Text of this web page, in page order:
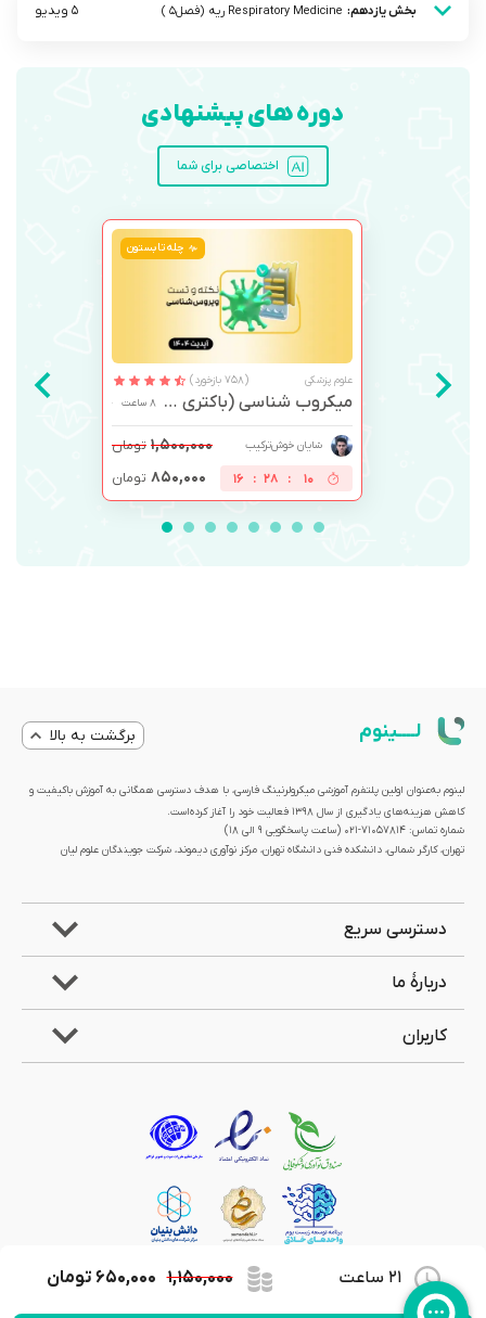
21 ساعت ۱,۱۵۰,۰۰۰ ۶۵۰,۰۰۰ تومان
بخش یازدهم: Respiratory Medicine ریه (فصل5 ) 5 ویدیو
دوره های پیشنهادی
اختصاصی برای شما
چله تابستون
علوم پزشکی (758 بازخورد)
میکروب شناسی (باکتری و ویروس) 8 ساعت
شایان خوش‌ترکیب ۱,۵۰۰,۰۰۰ تومان
09
:
28
:
16 ۸۵۰,۰۰۰ تومان
لــــینوم برگشت به بالا
لینوم به‌عنوان اولین پلتفرم آموزشی میکرولرنینگ فارسی، با هدف دسترسی همگانی به آموزش باکیفیت و
کاهش هزینه‌های یادگیری از سال 1398 فعالیت خود را آغاز کرده‌است.
شماره تماس: 71057814-021 (ساعت پاسخگویی ۹ الی ۱۸)
تهران، کارگر شمالی، دانشکده فنی دانشگاه تهران، مرکز نوآوری دیموند، شرکت جویندگان علوم لیان
دسترسی سریع
دربارۀ ما
کاربران